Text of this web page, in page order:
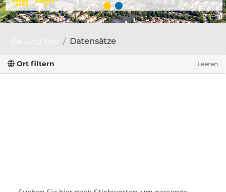
Datensätze
Ort filtern Leeren